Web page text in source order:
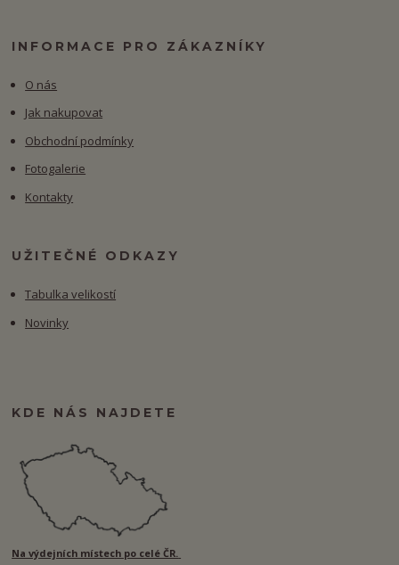
INFORMACE PRO ZÁKAZNÍKY
O nás
Jak nakupovat
Obchodní podmínky
Fotogalerie
Kontakty
UŽITEČNÉ ODKAZY
Tabulka velikostí
Novinky
KDE NÁS NAJDETE
Na výdejních místech po celé ČR.